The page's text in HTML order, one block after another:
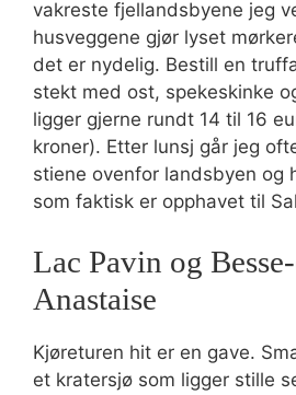
vakreste fjellandsbyene jeg
husveggene gjør lyset
det er nydelig. Bestill en
stekt med ost, spekeskinke
ligger gjerne rundt 14 til 16
kroner). Etter lunsj går jeg
stiene ovenfor landsbyen og
som faktisk er opphavet til
Lac Pavin og
Anastaise
Kjøreturen hit er en gave.
et kratersjø som ligger stille